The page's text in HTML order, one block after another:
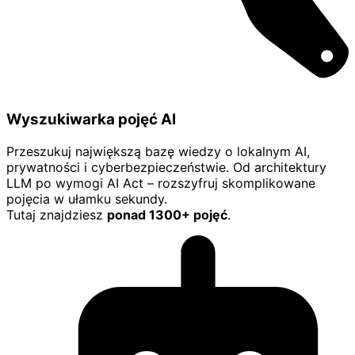
Wyszukiwarka pojęć AI
Przeszukuj największą bazę wiedzy o lokalnym AI,
prywatności i cyberbezpieczeństwie. Od architektury
LLM po wymogi AI Act – rozszyfruj skomplikowane
pojęcia w ułamku sekundy.
Tutaj znajdziesz ponad 1300+ pojęć.